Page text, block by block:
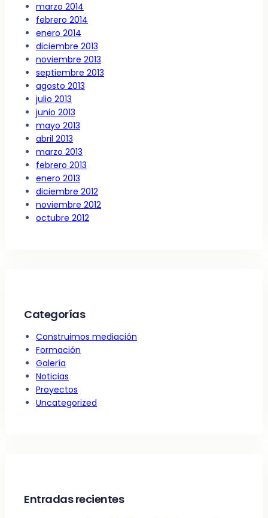
marzo 2014
febrero 2014
enero 2014
diciembre 2013
noviembre 2013
septiembre 2013
agosto 2013
julio 2013
junio 2013
mayo 2013
abril 2013
marzo 2013
febrero 2013
enero 2013
diciembre 2012
noviembre 2012
octubre 2012
Categorías
Construimos mediación
Formación
Galería
Noticias
Proyectos
Uncategorized
Entradas recientes